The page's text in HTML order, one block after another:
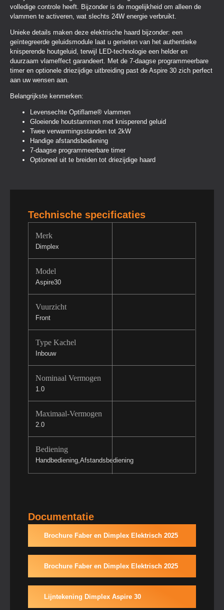
volledige controle heeft. Bijzonder is de mogelijkheid om alleen de
vlammen te activeren, wat slechts 24W energie verbruikt.
Unieke details maken deze elektrische haard bijzonder: een
geïntegreerde geluidsmodule laat u genieten van het authentieke
knisperende houtgeluid, terwijl LED-technologie een helder en
duurzaam vlameffect garandeert. Met de 7-daagse programmeerbare
timer en optionele driezijdige uitbreiding past de Aspire 30 zich perfect
aan uw wensen aan.
Belangrijkste kenmerken:
Levensechte Optiflame® vlammen
Gloeiende houtstammen met knisperend geluid
Twee verwarmingsstanden tot 2kW
Handige afstandsbediening
7-daagse programmeerbare timer
Optioneel uit te breiden tot driezijdige haard
Technische specificaties
Merk
Dimplex
Model
Aspire30
Vuurzicht
Front
Type Kachel
Inbouw
Nominaal Vermogen
1.0
Maximaal-Vermogen
2.0
Bediening
Handbediening,Afstandsbediening
Documentatie
Brochure Faber en Dimplex Elektrisch 2025
Brochure Faber en Dimplex Elektrisch 2025
Lijntekening Dimplex Aspire 30